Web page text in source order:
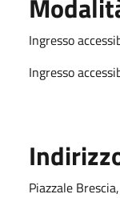
Ingresso
Ingresso
Piazzale